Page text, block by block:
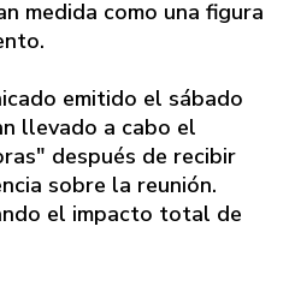
medida como una figura
emitido el sábado
llevado a cabo el
después de recibir
sobre la reunión.
el impacto total de